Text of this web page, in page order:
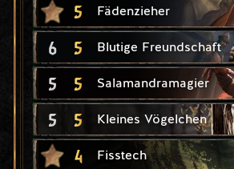
5 Fädenzieher
6 5 Blutige Freundschaft
5 5 Salamandramagier
5 5 Kleines Vögelchen
4 Fisstech